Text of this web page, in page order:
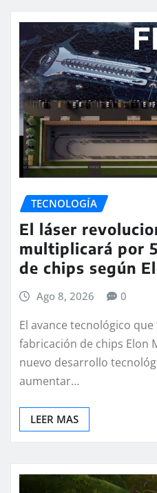
TECNOLOGÍA
El láser
multiplicará por
de chips según
Ago 8, 2026 0
El avance tecnológico
fabricación de chips Elon
nuevo desarrollo
aumentar…
LEER MAS